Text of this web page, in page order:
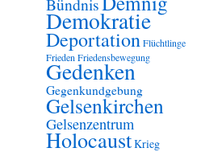
Demokratie
DeportationFlüchtlinge
FriedenFriedensbewegung
Gedenken
Gegenkundgebung
Gelsenkirchen
Gelsenzentrum
HolocaustKrieg